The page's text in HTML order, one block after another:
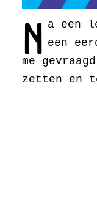
N a een
een
me
zetten en